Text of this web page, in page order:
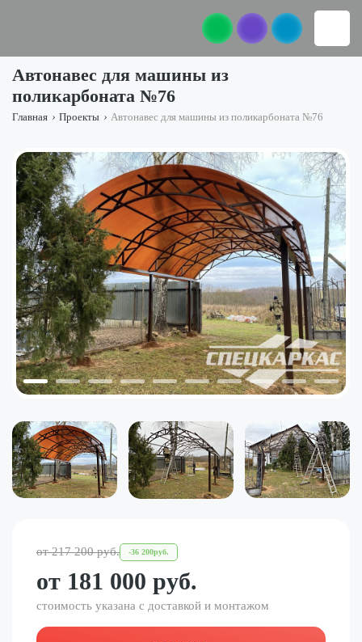
Автонавес для машины из
поликарбоната №76
Главная › Проекты › Автонавес для машины из поликарбоната №76
от217 200 руб. -36 200руб.
от 181 000 руб.
стоимость указана с доставкой и монтажом